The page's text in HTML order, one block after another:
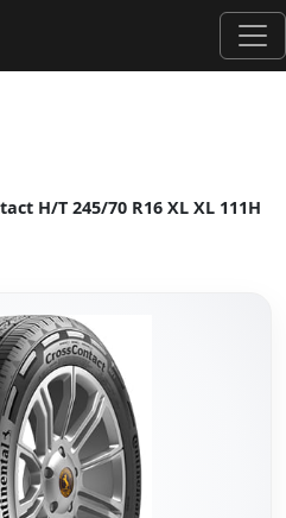
H/T 245/70 R16 XL XL 111H